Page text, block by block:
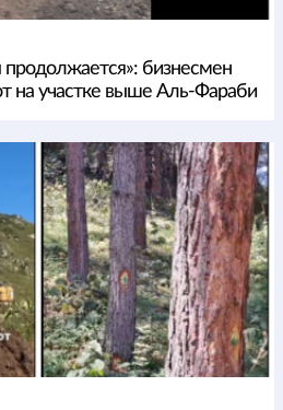
бизнесмен
на участке выше Аль-Фараби